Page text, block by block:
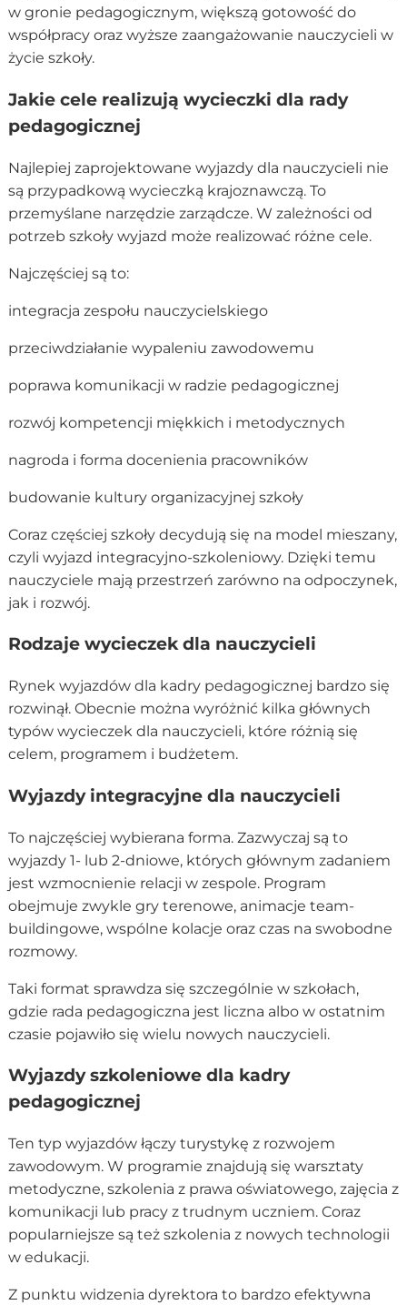
w gronie pedagogicznym, większą gotowość do
współpracy oraz wyższe zaangażowanie nauczycieli w
życie szkoły.
Jakie cele realizują wycieczki dla rady
pedagogicznej
Najlepiej zaprojektowane wyjazdy dla nauczycieli nie
są przypadkową wycieczką krajoznawczą. To
przemyślane narzędzie zarządcze. W zależności od
potrzeb szkoły wyjazd może realizować różne cele.
Najczęściej są to:
integracja zespołu nauczycielskiego
przeciwdziałanie wypaleniu zawodowemu
poprawa komunikacji w radzie pedagogicznej
rozwój kompetencji miękkich i metodycznych
nagroda i forma docenienia pracowników
budowanie kultury organizacyjnej szkoły
Coraz częściej szkoły decydują się na model mieszany,
czyli wyjazd integracyjno-szkoleniowy. Dzięki temu
nauczyciele mają przestrzeń zarówno na odpoczynek,
jak i rozwój.
Rodzaje wycieczek dla nauczycieli
Rynek wyjazdów dla kadry pedagogicznej bardzo się
rozwinął. Obecnie można wyróżnić kilka głównych
typów wycieczek dla nauczycieli, które różnią się
celem, programem i budżetem.
Wyjazdy integracyjne dla nauczycieli
To najczęściej wybierana forma. Zazwyczaj są to
wyjazdy 1- lub 2-dniowe, których głównym zadaniem
jest wzmocnienie relacji w zespole. Program
obejmuje zwykle gry terenowe, animacje team-
buildingowe, wspólne kolacje oraz czas na swobodne
rozmowy.
Taki format sprawdza się szczególnie w szkołach,
gdzie rada pedagogiczna jest liczna albo w ostatnim
czasie pojawiło się wielu nowych nauczycieli.
Wyjazdy szkoleniowe dla kadry
pedagogicznej
Ten typ wyjazdów łączy turystykę z rozwojem
zawodowym. W programie znajdują się warsztaty
metodyczne, szkolenia z prawa oświatowego, zajęcia z
komunikacji lub pracy z trudnym uczniem. Coraz
popularniejsze są też szkolenia z nowych technologii
w edukacji.
Z punktu widzenia dyrektora to bardzo efektywna